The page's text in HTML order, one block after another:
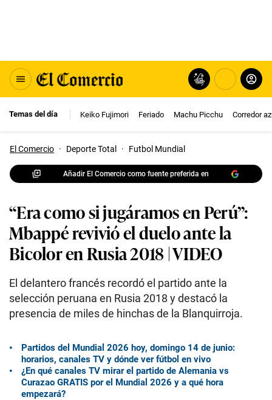
Temas del día Keiko Fujimori Feriado Machu Picchu Corredor
El Comercio · Deporte Total · Futbol Mundial
Añadir El Comercio como fuente preferida en
“Era como si jugáramos en Perú”:
Mbappé revivió el duelo ante la
Bicolor en Rusia 2018 | VIDEO
El delantero francés recordó el partido ante la
selección peruana en Rusia 2018 y destacó la
presencia de miles de hinchas de la Blanquirroja.
Partidos del Mundial 2026 hoy, domingo 14 de junio:
horarios, canales TV y dónde ver fútbol en vivo
¿En qué canales TV mirar el partido de Alemania vs
Curazao GRATIS por el Mundial 2026 y a qué hora
empezará?